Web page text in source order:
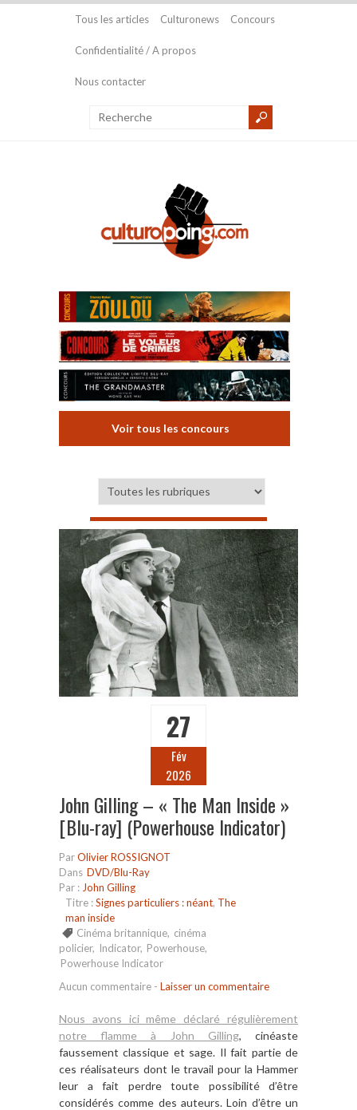
Tous les articles Culturonews Concours
Confidentialité / A propos
Nous contacter
Voir tous les concours
27
Fév
2026
John Gilling – « The Man Inside »
[Blu-ray] (Powerhouse Indicator)
ParOlivier ROSSIGNOT
Dans DVD/Blu-Ray
Par : John Gilling
Titre :Signes particuliers : néant, The
man inside
Cinéma britannique, cinéma
policier, Indicator, Powerhouse,
Powerhouse Indicator
Aucun commentaire - Laisser un commentaire
Nous avons ici même déclaré régulièrement
notre flamme à John Gilling, cinéaste
faussement classique et sage. Il fait partie de
ces réalisateurs dont le travail pour la Hammer
leur a fait perdre toute possibilité d’être
considérés comme des auteurs. Loin d’être un